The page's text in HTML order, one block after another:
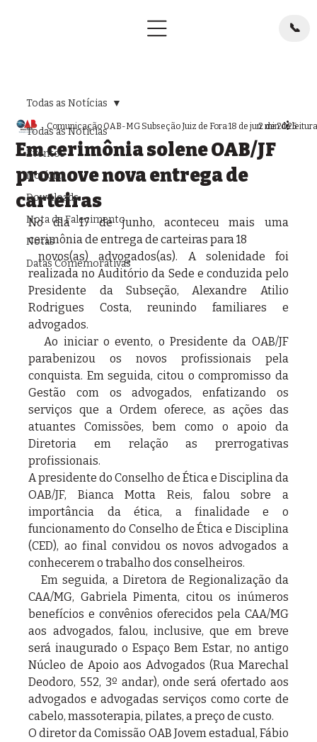
📞
Todas as Notícias
Eventos
Notícias
Downloads
Nota de Falecimento
Notas
Datas Comemorativas
Todas as Notícias
Em cerimônia solene OAB/JF
promove nova entrega de
carteiras
Comunicação OAB-MG Subseção Juiz de Fora18 de jun. de 2025
2 min de leitura
No dia 17 de junho, aconteceu mais uma
cerimônia de entrega de carteiras para 18
novos(as) advogados(as). A solenidade foi
realizada no Auditório da Sede e conduzida pelo
Presidente da Subseção, Alexandre Atilio
Rodrigues Costa, reunindo familiares e
advogados.
Ao iniciar o evento, o Presidente da OAB/JF
parabenizou os novos profissionais pela
conquista. Em seguida, citou o compromisso da
Gestão com os advogados, enfatizando os
serviços que a Ordem oferece, as ações das
atuantes Comissões, bem como o apoio da
Diretoria em relação as prerrogativas
profissionais.
A presidente do Conselho de Ética e Disciplina da
OAB/JF, Bianca Motta Reis, falou sobre a
importância da ética, a finalidade e o
funcionamento do Conselho de Ética e Disciplina
(CED), ao final convidou os novos advogados a
conhecerem o trabalho dos conselheiros.
Em seguida, a Diretora de Regionalização da
CAA/MG, Gabriela Pimenta, citou os inúmeros
benefícios e convênios oferecidos pela CAA/MG
aos advogados, falou, inclusive, que em breve
será inaugurado o Espaço Bem Estar, no antigo
Núcleo de Apoio aos Advogados (Rua Marechal
Deodoro, 552, 3º andar), onde será ofertado aos
advogados e advogadas serviços como corte de
cabelo, massoterapia, pilates, a preço de custo.
O diretor da Comissão OAB Jovem estadual, Fábio